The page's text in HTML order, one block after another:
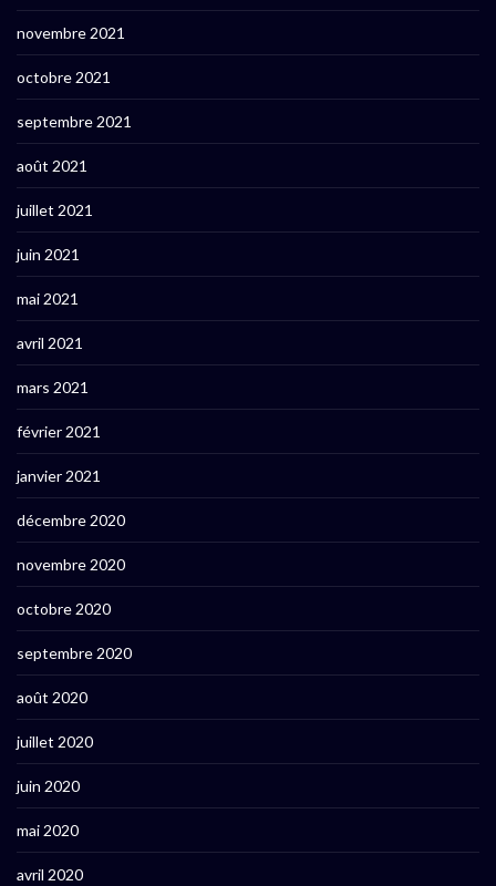
novembre 2021
octobre 2021
septembre 2021
août 2021
juillet 2021
juin 2021
mai 2021
avril 2021
mars 2021
février 2021
janvier 2021
décembre 2020
novembre 2020
octobre 2020
septembre 2020
août 2020
juillet 2020
juin 2020
mai 2020
avril 2020